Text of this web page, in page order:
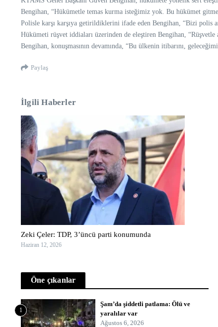
Bengihan, “Hükümetle temas kurma isteğimiz yok. Bu hükümet
Polisle karşı karşıya getirildiklerini ifade eden Bengihan, “Bizi polis
Hükümeti rüşvet iddiaları üzerinden de eleştiren Bengihan,
Bengihan, konuşmasının devamında, “Bu ülkenin itibarını,
Paylaş
İlgili Haberler
Zeki Çeler: TDP, 3’üncü parti konumunda
Haziran 12, 2026
Öne çıkanlar
1
Şam’da şiddetli patlama: Ölü ve
yaralılar var
Ağustos 6, 2026